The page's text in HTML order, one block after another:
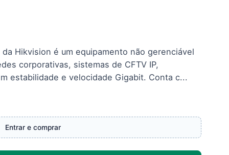
Hikvision é um equipamento não gerenciável
corporativas, sistemas de CFTV IP,
estabilidade e velocidade Gigabit. Conta c...
Entrar e comprar